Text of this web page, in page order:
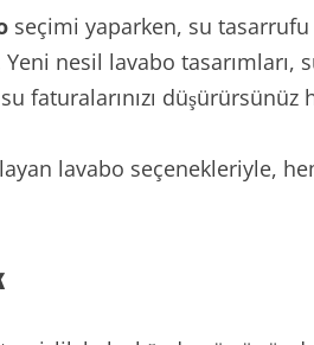
seçimi yaparken, su
Yeni nesil lavabo
faturalarınızı
lavabo seçenekleriyle,